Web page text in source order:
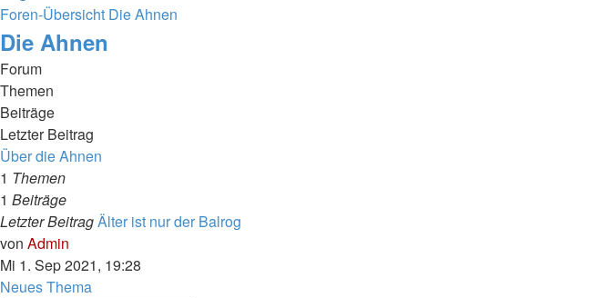
Foren-Übersicht Die Ahnen
Die Ahnen
Forum
Themen
Beiträge
Letzter Beitrag
Feed
-
Über
die
Ahnen
Über die Ahnen
1 Themen
1 Beiträge
Letzter BeitragÄlter ist nur der Balrog
von Admin
Beitrag
Mi 1. Sep 2021, 19:28
Neues Thema